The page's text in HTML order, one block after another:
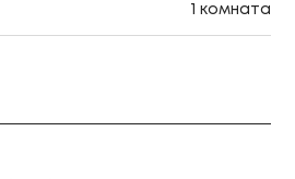
1 комната